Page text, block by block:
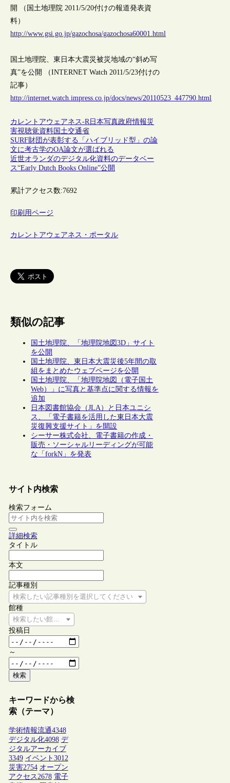
開 （国土地理院 2011/5/20付けの報道発表資
料）
http://www.gsi.go.jp/gazochosa/gazochosa60001.html
国土地理院、東日本大震災被災地域の“斜め写
真”を公開 （INTERNET Watch 2011/5/23付けの
記事）
http://internet.watch.impress.co.jp/docs/news/20110523_447790.html
カレントアウェアネス-R日本写真政府情報災
害視聴覚資料国土交通省
SURF財団が表彰する「ハイブリッド型」の論
文に考古学のOA論文が選ばれる
近世オランダのデジタル化資料のデータベー
ス“Early Dutch Books Online”公開
累計アクセス数:7692
印刷用ページ
カレントアウェアネス・ポータル
類似の記事
国土地理院、「地理院地図3D」サイト
を公開
国土地理院、東日本大震災後5年間の取
組をまとめたウェブページを公開
国土地理院、「地理院地図（電子国土
Web）」に写真と基準点に関する情報を
追加
日本図書館協会（JLA）と日本ユニシ
ス、「電子書籍を活用した東日本大震
災復興支援サイト」を開設
シーサー株式会社、電子書籍の作成・
販売・ソーシャルリーディングが可能
な「forkN」を発表
サイト内検索
検索フォーム
詳細検索
タイトル
本文
記事種別
検索したい記事種別を選択してください
館種
検索したい館種を選択してください
投稿日
～
検索
キーワードから検
索（テーマ）
学術情報流通4348
デジタル化4098 デ
ジタルアーカイブ
3349 イベント 3012
災害2754 オープン
アクセス 2678 電子